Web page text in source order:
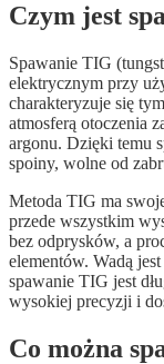
Czym jest
Spawanie TIG
elektrycznym przy
charakteryzuje się
atmosferą otoczenia
argonu. Dzięki temu
spoiny, wolne od
Metoda TIG ma
przede wszystkim
bez odprysków, a
elementów. Wadą
spawanie TIG jest
wysokiej precyzji i
Co można